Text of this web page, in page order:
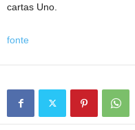
cartas Uno.
fonte